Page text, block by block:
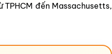
đến Massachusetts,